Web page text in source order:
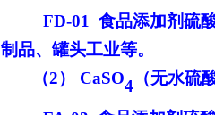
FD-01 食品添加剂硫
制品、罐头工业等。
（2）
CaSO4 （无水硫